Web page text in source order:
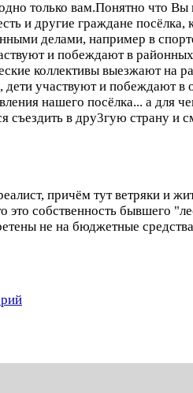
только вам.Понятно что Вы
и другие граждане посёлка,
делами, например в
и побеждают в
коллективы выезжают на
дети участвуют и побеждают в
нашего посёлка... а для
съездить в дру3гую страну и
причём тут ветряки и
это собственность бывшего
не на бюджетные